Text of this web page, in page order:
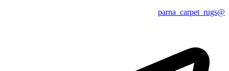
@parna_carpet_rugs